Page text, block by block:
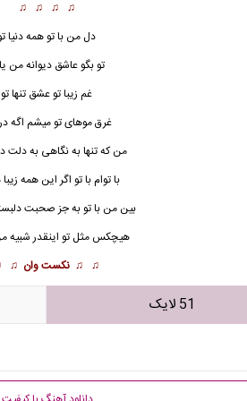
♫ ♫ ♫ ♫
دل من با تو همه دنیا
تو بگو عاشق دیوانه من
غم زیبا تو عشق تنها تو
غرق موهای تو میشم اگه
من که تنها به نگاهی به دلت
با توام با تو اگر این همه
بین من با تو به جز صحبت
هیچکس مثل تو اینقدر
♫ ♫ نکست وان ♫
51 لایک